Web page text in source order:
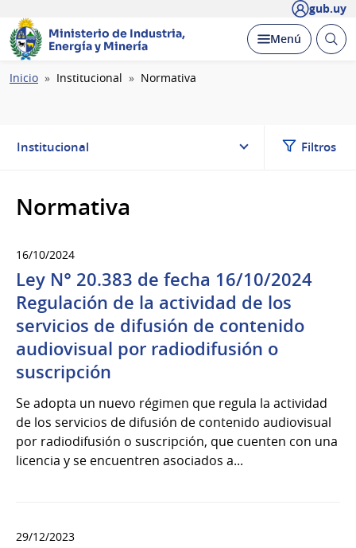
gub.uy
Ministerio de Industria,
Energía y Minería
Desplegar
Menú Abrir
Ruta
Inicio Institucional Normativa
Institucional Filtros
Normativa
16/10/2024
Ley N° 20.383 de fecha 16/10/2024
Regulación de la actividad de los
servicios de difusión de contenido
audiovisual por radiodifusión o
suscripción
Se adopta un nuevo régimen que regula la actividad
de los servicios de difusión de contenido audiovisual
por radiodifusión o suscripción, que cuenten con una
licencia y se encuentren asociados a...
29/12/2023